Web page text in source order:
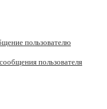
пользователю
пользователя